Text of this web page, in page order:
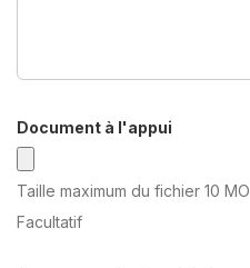
Document à l'appui
Taille maximum du fichier 10 MO
Facultatif